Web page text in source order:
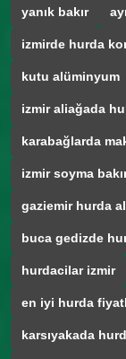
yanık bakır
izmirde hurda
kutu alüminyum
izmir aliağada
karabağlarda
izmir soyma
gaziemir hurda
buca gedizde
hurdacilar izmir
en iyi hurda
karsıyakada